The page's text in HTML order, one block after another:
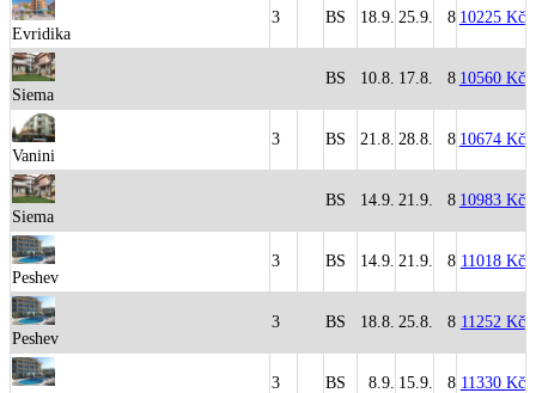
Evridika
3 BS 18.9. 25.9. 8 10225 Kč
Siema
BS 10.8. 17.8. 8 10560 Kč
Vanini
3 BS 21.8. 28.8. 8 10674 Kč
Siema
BS 14.9. 21.9. 8 10983 Kč
Peshev
3 BS 14.9. 21.9. 8 11018 Kč
Peshev
3 BS 18.8. 25.8. 8 11252 Kč
3 BS 8.9. 15.9. 8 11330 Kč